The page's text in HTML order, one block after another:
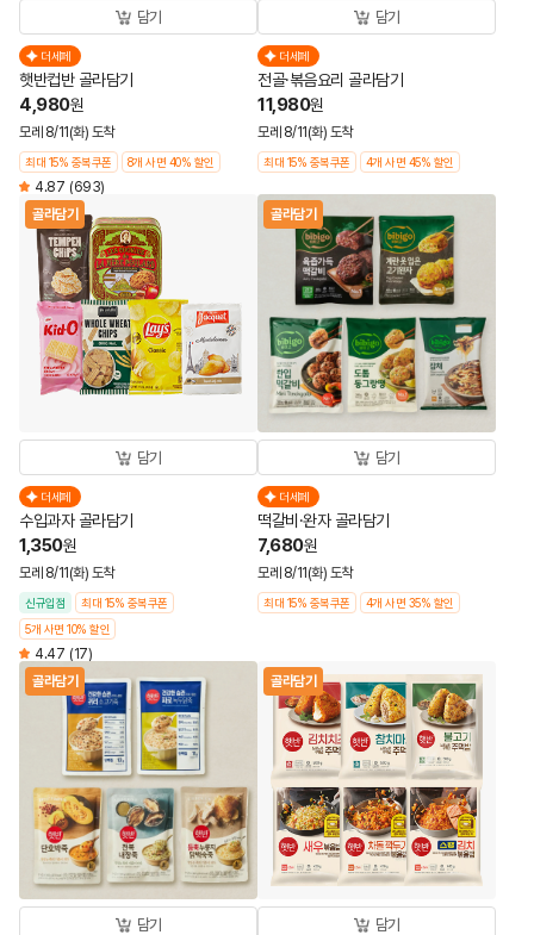
담기
더세페
햇반컵반 골라담기
4,980원
모레 8/11(화) 도착
최대 15% 중복쿠폰 8개 사면 40% 할인
4.87 (693)
담기
더세페
전골·볶음요리 골라담기
11,980원
모레 8/11(화) 도착
최대 15% 중복쿠폰 4개 사면 45% 할인
골라담기
담기
더세페
수입과자 골라담기
1,350원
모레 8/11(화) 도착
신규입점
최대 15% 중복쿠폰
5개 사면 10% 할인
4.47 (17)
골라담기
담기
더세페
떡갈비·완자 골라담기
7,680원
모레 8/11(화) 도착
최대 15% 중복쿠폰 4개 사면 35% 할인
골라담기
담기
골라담기
담기